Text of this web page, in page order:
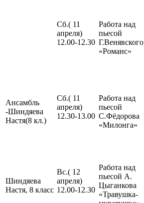
Сб.( 11
апреля)
12.00-12.30
Работа над
пьесой
Г.Венявского
«Романс»
Ансамбль
-Шиндяева
Настя(8 кл.)
Сб.( 11
апреля)
12.30-13.00
Работа над
пьесой
С.Фёдорова
«Милонга»
Шиндяева
Настя, 8 класс
Вс.( 12
апреля)
12.00-12.30
Работа над
пьесой А.
Цыганкова
«Травушка-